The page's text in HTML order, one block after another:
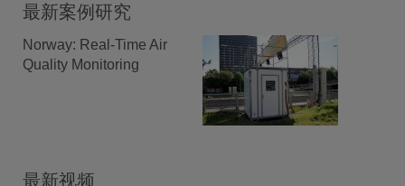
最新案例研究
Norway: Real-Time Air
Quality Monitoring
最新视频